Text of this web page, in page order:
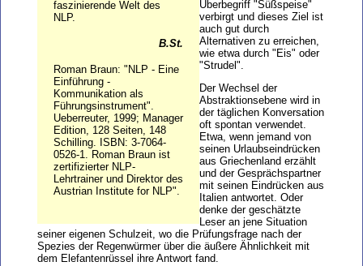
faszinierende Welt des
NLP.
B.St.
Roman Braun: "NLP - Eine
Einführung -
Kommunikation als
Führungsinstrument".
Ueberreuter, 1999; Manager
Edition, 128 Seiten, 148
Schilling. ISBN: 3-7064-
0526-1. Roman Braun ist
zertifizierter NLP-
Lehrtrainer und Direktor des
Austrian Institute for NLP".
Überbegriff "Süßspeise"
verbirgt und dieses Ziel ist
auch gut durch
Alternativen zu erreichen,
wie etwa durch "Eis" oder
"Strudel".
Der Wechsel der
Abstraktionsebene wird in
der täglichen Konversation
oft spontan verwendet.
Etwa, wenn jemand von
seinen Urlaubseindrücken
aus Griechenland erzählt
und der Gesprächspartner
mit seinen Eindrücken aus
Italien antwortet. Oder
denke der geschätzte
Leser an jene Situation
seiner eigenen Schulzeit, wo die Prüfungsfrage nach der
Spezies der Regenwürmer über die äußere Ähnlichkeit mit
dem Elefantenrüssel ihre Antwort fand.